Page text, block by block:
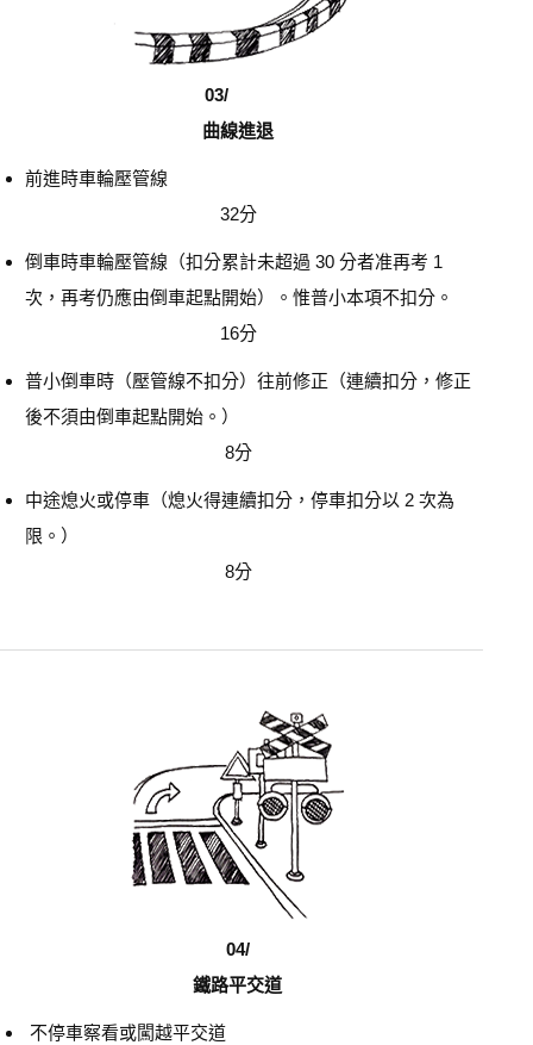
03/
曲線進退
前進時車輪壓管線
32分
倒車時車輪壓管線（扣分累計未超過 30 分者准再考 1
次，再考仍應由倒車起點開始）。惟普小本項不扣分。
16分
普小倒車時（壓管線不扣分）往前修正（連續扣分，修正
後不須由倒車起點開始。）
8分
中途熄火或停車（熄火得連續扣分，停車扣分以 2 次為
限。）
8分
04/
鐵路平交道
不停車察看或闖越平交道